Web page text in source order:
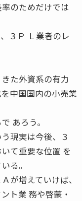
のためだけでは
３Ｐ Ｌ業者のレ
た外資系の有力
中国国内の小売業
あろう。
現実は今後、３
て重要な位置 を
る。
が増えていけば、
ト業 務や啓蒙・